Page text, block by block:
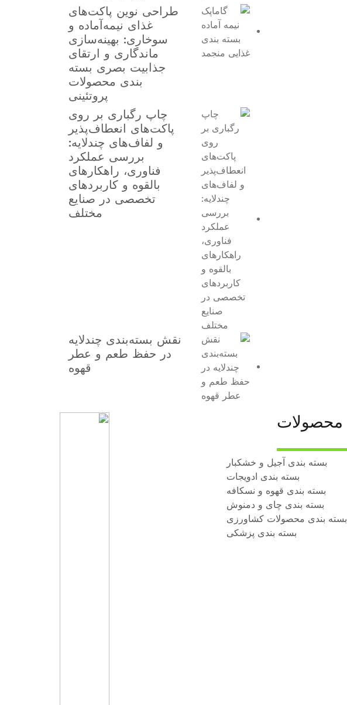
طراحی نوین پاکت‌های
غذای نیمه‌آماده و
سوخاری: بهینه‌سازی
ماندگاری و ارتقای
جذابیت بصری بسته
بندی محصولات
پروتئینی
چاپ رگباری بر روی
پاکت‌های انعطاف‌پذیر
و لفاف‌های چندلایه:
بررسی عملکرد
فناوری، راهکارهای
بالقوه و کاربردهای
تخصصی در صنایع
مختلف
نقش بسته‌بندی چندلایه
در حفظ طعم و عطر
قهوه
محصولات
بسته بندی آجیل و خشکبار
بسته‌ بندی ادویجات
بسته بندی قهوه و نسکافه
بسته بندی چای و دمنوش
بسته بندی محصولات کشاورزی
بسته بندی پزشکی